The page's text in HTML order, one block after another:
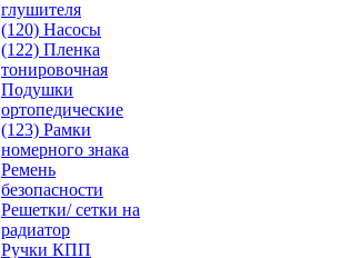
глушителя
(120) Насосы
(122) Пленка
тонировочная
Подушки
ортопедические
(123) Рамки
номерного знака
Ремень
безопасности
Решетки/ сетки на
радиатор
Ручки КПП